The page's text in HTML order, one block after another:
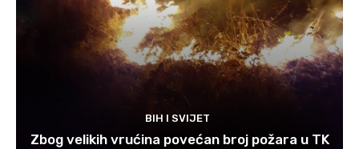
BIH I SVIJET
Zbog velikih vrućina povećan broj požara u TK